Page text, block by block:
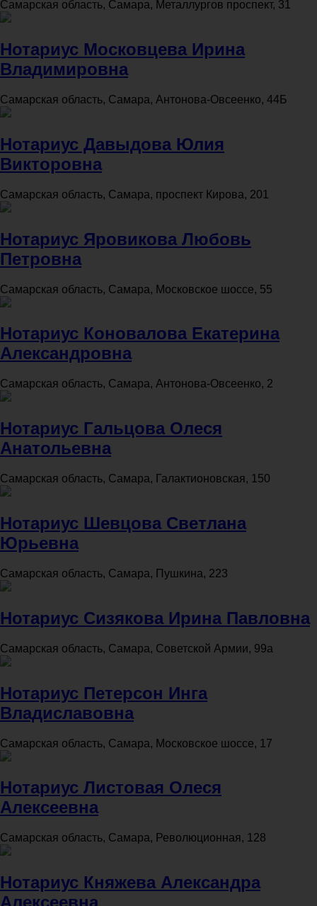
Самарская область, Самара, Металлургов проспект, 31
Нотариус Московцева Ирина
Владимировна
Самарская область, Самара, Антонова-Овсеенко, 44Б
Нотариус Давыдова Юлия
Викторовна
Самарская область, Самара, проспект Кирова, 201
Нотариус Яровикова Любовь
Петровна
Самарская область, Самара, Московское шоссе, 55
Нотариус Коновалова Екатерина
Александровна
Самарская область, Самара, Антонова-Овсеенко, 2
Нотариус Гальцова Олеся
Анатольевна
Самарская область, Самара, Галактионовская, 150
Нотариус Шевцова Светлана
Юрьевна
Самарская область, Самара, Пушкина, 223
Нотариус Сизякова Ирина Павловна
Самарская область, Самара, Советской Армии, 99а
Нотариус Петерсон Инга
Владиславовна
Самарская область, Самара, Московское шоссе, 17
Нотариус Листовая Олеся
Алексеевна
Самарская область, Самара, Революционная, 128
Нотариус Княжева Александра